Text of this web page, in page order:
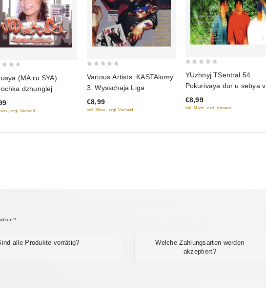
(MA.ru.SYA).
dzhunglej
zzgl. Versand
of
5
Various Artists. KASTAlomy
3. Wysschaja Liga
€8,99
inkl. Mwst., zzgl. Versand
of
5
YUzhnyj TSentral 54.
Pokurivaya dur u sebya v
kvartale
€8,99
inkl. Mwst., zzgl. Versand
alle Produkte vorrätig?
Welche Zahlungsarten werden
akzeptiert?